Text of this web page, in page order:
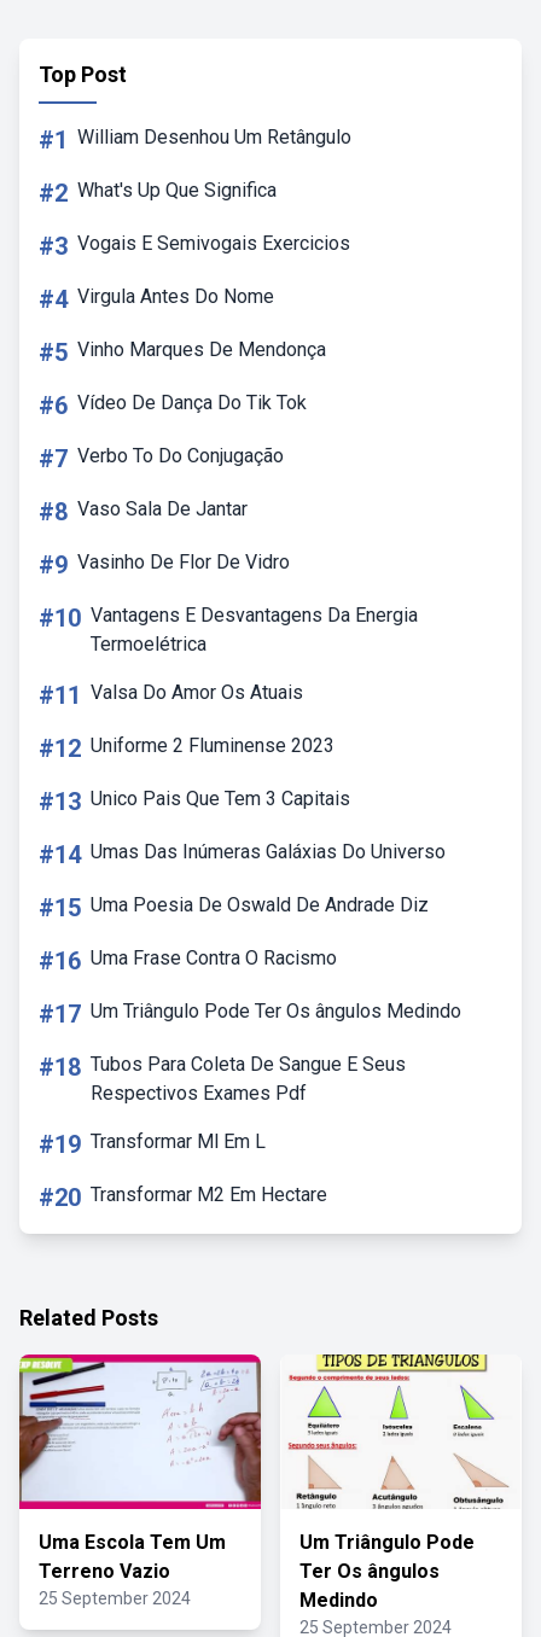
Top Post
#1 William Desenhou Um Retângulo
#2 What's Up Que Significa
#3 Vogais E Semivogais Exercicios
#4 Virgula Antes Do Nome
#5 Vinho Marques De Mendonça
#6 Vídeo De Dança Do Tik Tok
#7 Verbo To Do Conjugação
#8 Vaso Sala De Jantar
#9 Vasinho De Flor De Vidro
#10 Vantagens E Desvantagens Da Energia
Termoelétrica
#11 Valsa Do Amor Os Atuais
#12 Uniforme 2 Fluminense 2023
#13 Unico Pais Que Tem 3 Capitais
#14 Umas Das Inúmeras Galáxias Do Universo
#15 Uma Poesia De Oswald De Andrade Diz
#16 Uma Frase Contra O Racismo
#17 Um Triângulo Pode Ter Os ângulos Medindo
#18 Tubos Para Coleta De Sangue E Seus
Respectivos Exames Pdf
#19 Transformar Ml Em L
#20 Transformar M2 Em Hectare
Related Posts
Uma Escola Tem Um
Terreno Vazio
25 September 2024
Um Triângulo Pode
Ter Os ângulos
Medindo
25 September 2024